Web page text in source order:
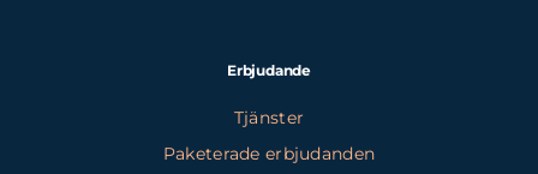
Erbjudande
Tjänster
Paketerade erbjudanden